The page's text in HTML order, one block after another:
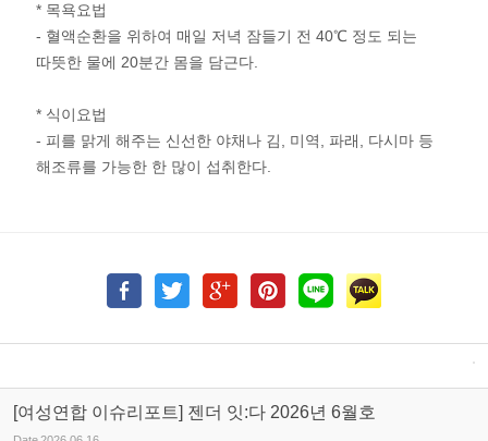
* 목욕요법
- 혈액순환을 위하여 매일 저녁 잠들기 전 40℃ 정도 되는
따뜻한 물에 20분간 몸을 담근다.
* 식이요법
- 피를 맑게 해주는 신선한 야채나 김, 미역, 파래, 다시마 등
해조류를 가능한 한 많이 섭취한다.
[여성연합 이슈리포트] 젠더 잇:다 2026년 6월호